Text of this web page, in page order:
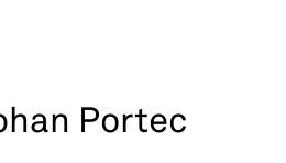
Portec